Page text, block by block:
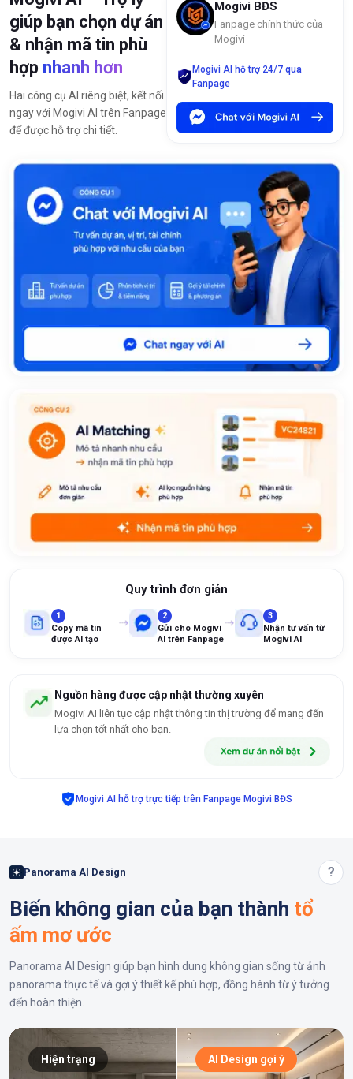
giúp bạn chọn dự án
& nhận mã tin phù
hợp nhanh hơn
Hai công cụ AI riêng biệt, kết nối
ngay với Mogivi AI trên Fanpage
để được hỗ trợ chi tiết.
Mogivi BĐS
Fanpage chính thức của
Mogivi
Mogivi AI hỗ trợ 24/7 qua
Fanpage
Quy trình đơn giản
1
Copy mã tin
được AI tạo
2
Gửi cho Mogivi
AI trên Fanpage
3
Nhận tư vấn từ
Mogivi AI
Nguồn hàng được cập nhật thường xuyên
Mogivi AI liên tục cập nhật thông tin thị trường để mang đến
lựa chọn tốt nhất cho bạn.
Mogivi AI hỗ trợ trực tiếp trên Fanpage Mogivi BĐS
Panorama AI Design ?
Biến không gian của bạn thành tổ
ấm mơ ước
Panorama AI Design giúp bạn hình dung không gian sống từ ảnh
panorama thực tế và gợi ý thiết kế phù hợp, đồng hành từ ý tưởng
đến hoàn thiện.
Hiện trạng AI Design gợi ý